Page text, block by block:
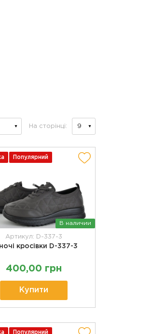
На сторінці:
Популярний
В наличии
Артикул: D-337-3
кросівки D-337-3
400,00 грн
Купити
Популярний